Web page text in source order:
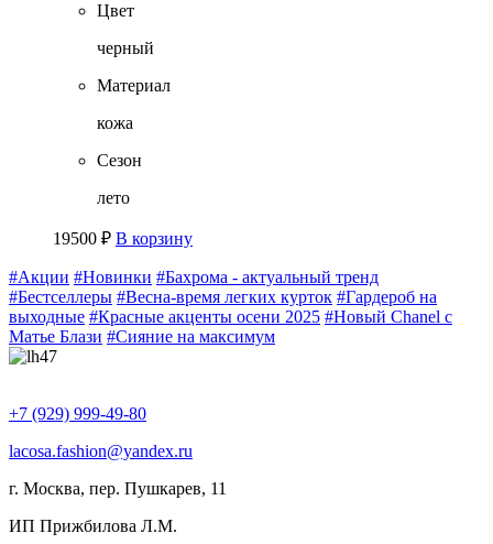
Цвет
черный
Материал
кожа
Сезон
лето
19500 ₽ В корзину
#Акции #Новинки #Бахрома - актуальный тренд
#Бестселлеры #Весна-время легких курток #Гардероб на
выходные #Красные акценты осени 2025 #Новый Chanel с
Матье Блази #Сияние на максимум
+7 (929) 999-49-80
lacosa.fashion@yandex.ru
г. Москва, пер. Пушкарев, 11
ИП Прижбилова Л.М.